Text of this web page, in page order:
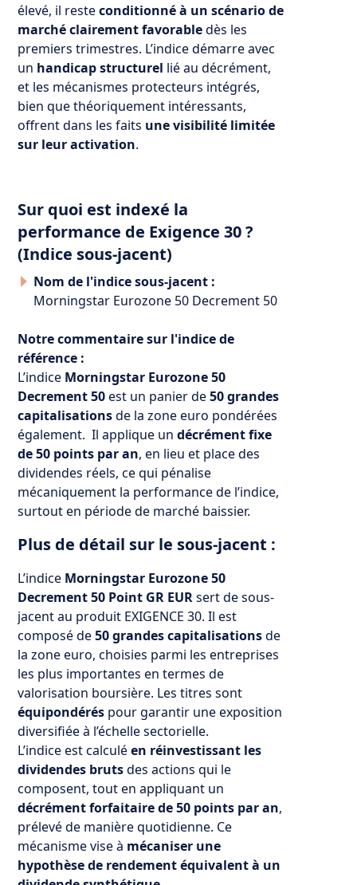
élevé, il resteconditionné à un scénario de
marché clairement favorabledès les
premiers trimestres. L’indice démarre avec
un handicap structurel lié au décrément,
et les mécanismes protecteurs intégrés,
bien que théoriquement intéressants,
offrent dans les faits une visibilité limitée
sur leur activation.
Sur quoi est indexé la
performance de Exigence 30 ?
(Indice sous-jacent)
Nom de l'indice sous-jacent :
Morningstar Eurozone 50 Decrement 50
Notre commentaire sur l'indice de
référence :
L’indice Morningstar Eurozone 50
Decrement 50est un panier de50 grandes
capitalisationsde la zone euro pondérées
également. Il applique undécrément fixe
de 50 points par an, en lieu et place des
dividendes réels, ce qui pénalise
mécaniquement la performance de l’indice,
surtout en période de marché baissier.
Plus de détail sur le sous-jacent :
L’indice Morningstar Eurozone 50
Decrement 50 Point GR EURsert de sous-
jacent au produit EXIGENCE 30. Il est
composé de50 grandes capitalisationsde
la zone euro, choisies parmi les entreprises
les plus importantes en termes de
valorisation boursière. Les titres sont
équipondérés pour garantir une exposition
diversifiée à l’échelle sectorielle.
L’indice est calculéen réinvestissant les
dividendes brutsdes actions qui le
composent, tout en appliquant un
décrément forfaitaire de 50 points par an,
prélevé de manière quotidienne. Ce
mécanisme vise à mécaniser une
hypothèse de rendement équivalent à un